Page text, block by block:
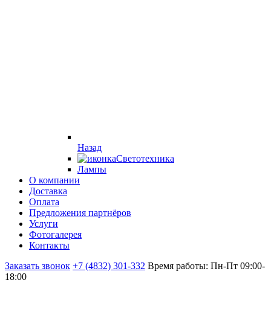
Назад
Светотехника
Лампы
О компании
Доставка
Оплата
Предложения партнёров
Услуги
Фотогалерея
Контакты
Заказать звонок +7 (4832) 301-332 Время работы: Пн-Пт 09:00-
18:00